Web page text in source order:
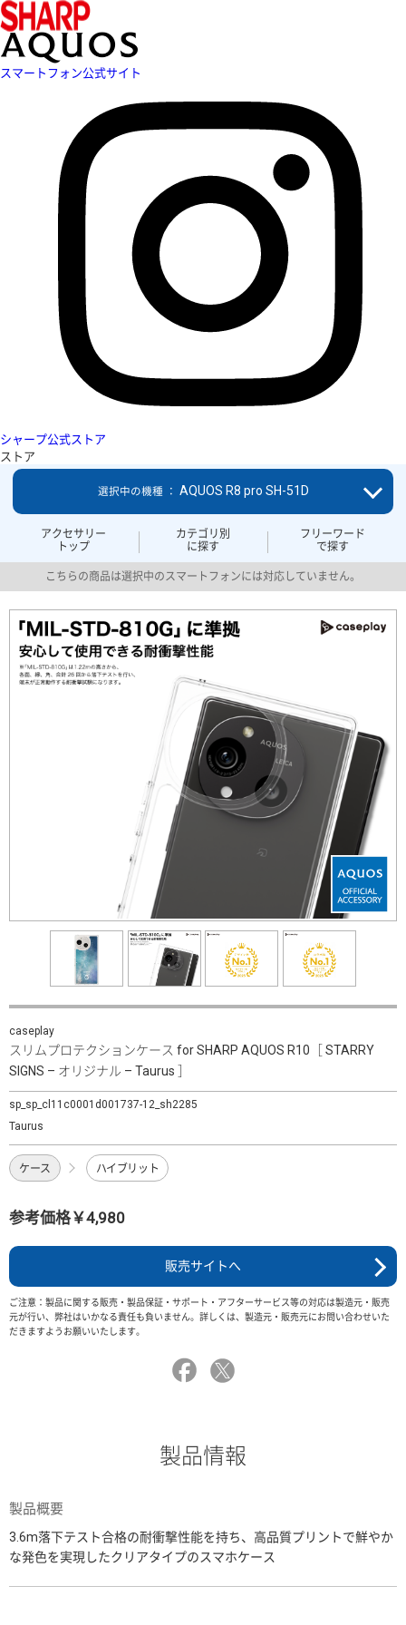
スマートフォン公式サイト
シャープ公式ストア
ストア
アクセサリー
トップ
カテゴリ別
に探す
フリーワード
で探す
選択中の機種 ： AQUOS R8 pro SH-51D
こちらの商品は選択中のスマートフォンには対応していません。
caseplay
スリムプロテクションケース for SHARP AQUOS R10［ STARRY
SIGNS – オリジナル – Taurus ］
sp_sp_cl11c0001d001737-12_sh2285
Taurus
ケース ハイブリット
参考価格￥4,980
販売サイトへ
ご注意：製品に関する販売・製品保証・サポート・アフターサービス等の対応は製造元・販売
元が行い、弊社はいかなる責任も負いません。詳しくは、製造元・販売元にお問い合わせいた
だきますようお願いいたします。
製品情報
製品概要
3.6m落下テスト合格の耐衝撃性能を持ち、高品質プリントで鮮やか
な発色を実現したクリアタイプのスマホケース